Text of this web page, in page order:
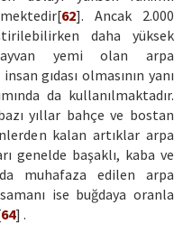
62]. Ancak 2.000
daha yüksek
yemi olan arpa
gıdası olmasının yanı
da kullanılmaktadır.
yıllar bahçe ve bostan
kalan artıklar arpa
genelde başaklı, kaba ve
muhafaza edilen arpa
ise buğdaya oranla
64] .